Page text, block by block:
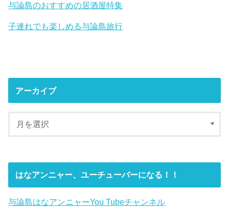
与論島のおすすめの居酒屋特集
子連れでも楽しめる与論島旅行
アーカイブ
はなアンニャー、ユーチューバーになる！！
与論島はなアンニャーYou Tubeチャンネル